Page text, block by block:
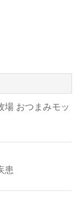
場 おつまみモッ
患